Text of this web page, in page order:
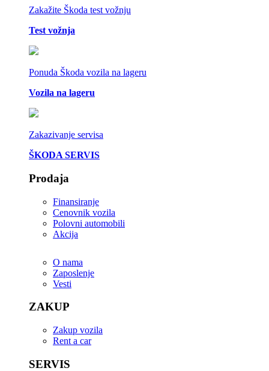
Zakažite Škoda test vožnju
Test vožnja
Ponuda Škoda vozila na lageru
Vozila na lageru
Zakazivanje servisa
ŠKODA SERVIS
Prodaja
Finansiranje
Cenovnik vozila
Polovni automobili
Akcija
O nama
Zaposlenje
Vesti
ZAKUP
Zakup vozila
Rent a car
SERVIS